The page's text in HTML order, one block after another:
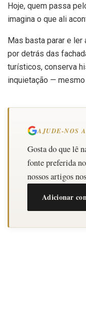
Hoje, quem passa
imagina o que ali
Mas basta parar e ler
por detrás das
turísticos, conserva
inquietação —
AJUDE-NOS
Gosta do que lê
fonte preferida
nossos artigos
Adicionar